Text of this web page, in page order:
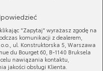
"Zapytaj" wyrażasz zgodę na
komunikacji z dealerem,
ul. Konstruktorska 5, Warszawa
du Bourget 60, B-1140 Bruksela
nawiązania kontaktu,
jakości obsługi Klienta.